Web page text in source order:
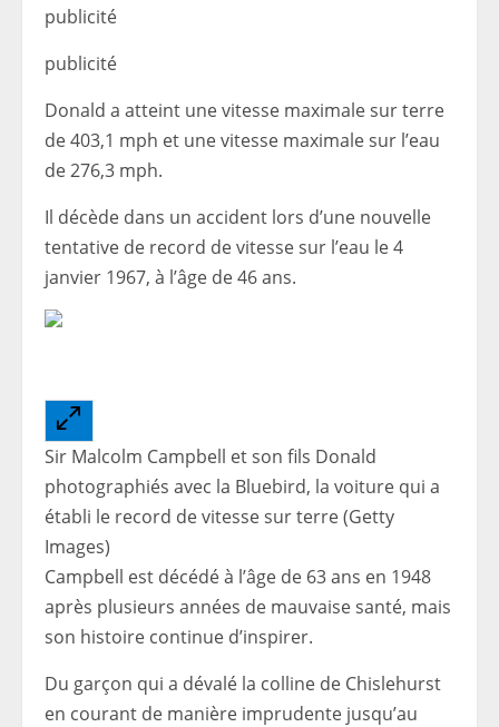
publicité
publicité
Donald a atteint une vitesse maximale sur terre
de 403,1 mph et une vitesse maximale sur l’eau
de 276,3 mph.
Il décède dans un accident lors d’une nouvelle
tentative de record de vitesse sur l’eau le 4
janvier 1967, à l’âge de 46 ans.
Sir Malcolm Campbell et son fils Donald
photographiés avec la Bluebird, la voiture qui a
établi le record de vitesse sur terre (Getty
Images)
Campbell est décédé à l’âge de 63 ans en 1948
après plusieurs années de mauvaise santé, mais
son histoire continue d’inspirer.
Du garçon qui a dévalé la colline de Chislehurst
en courant de manière imprudente jusqu’au